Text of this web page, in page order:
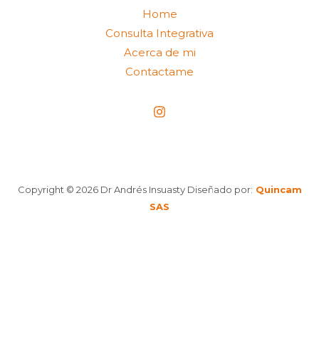
Home
Consulta Integrativa
Acerca de mi
Contactame
Copyright © 2026 Dr Andrés Insuasty Diseñado por: Quincam
SAS